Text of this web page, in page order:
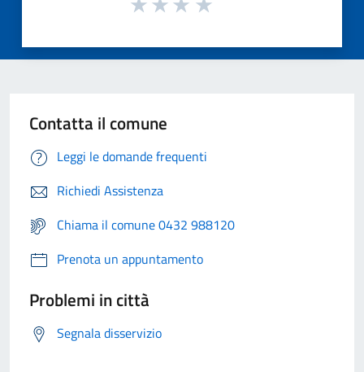
Contatta il comune
Leggi le domande frequenti
Richiedi Assistenza
Chiama il comune 0432 988120
Prenota un appuntamento
Problemi in città
Segnala disservizio